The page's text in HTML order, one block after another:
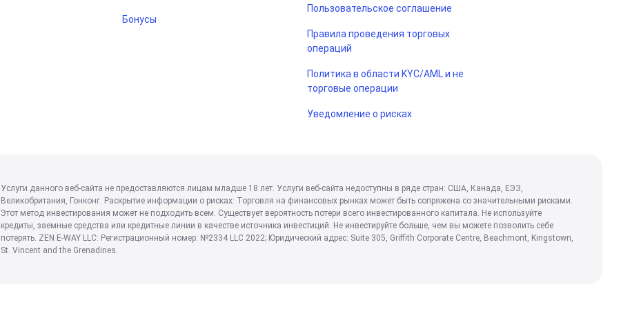
Бонусы
Пользовательское соглашение
Правила проведения торговых
операций
Политика в области KYC/AML и не
торговые операции
Уведомление о рисках
Услуги данного веб-сайта не предоставляются лицам младше 18 лет. Услуги веб-сайта недоступны в ряде стран: США, Канада, ЕЭЗ,
Великобритания, Гонконг. Раскрытие информации о рисках: Торговля на финансовых рынках может быть сопряжена со значительными рисками.
Этот метод инвестирования может не подходить всем. Существует вероятность потери всего инвестированного капитала. Не используйте
кредиты, заемные средства или кредитные линии в качестве источника инвестиций. Не инвестируйте больше, чем вы можете позволить себе
потерять. ZEN E-WAY LLC: Регистрационный номер: №2334 LLC 2022; Юридический адрес: Suite 305, Griffith Corporate Centre, Beachmont, Kingstown,
St. Vincent and the Grenadines.